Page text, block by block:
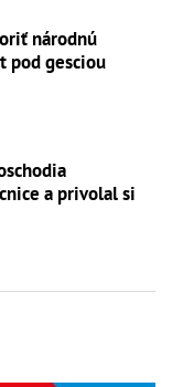
národnú
pod gesciou
a privolal si